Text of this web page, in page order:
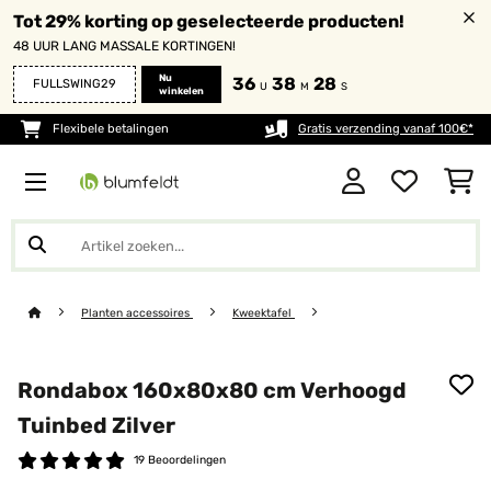
Tot 29% korting op geselecteerde producten!
48 UUR LANG MASSALE KORTINGEN!
FULLSWING29
Nu
winkelen
36 U 38 M 28 S
Flexibele betalingen Gratis verzending vanaf 100€*
Planten accessoires Kweektafel
Rondabox 160x80x80 cm Verhoogd
Tuinbed Zilver
19 Beoordelingen